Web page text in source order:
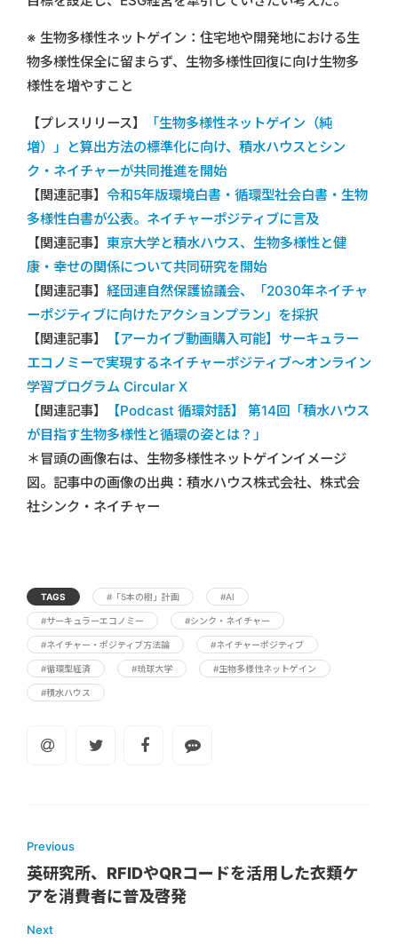
※ 生物多様性ネットゲイン：住宅地や開発地における生
物多様性保全に留まらず、生物多様性回復に向け生物多
様性を増やすこと
【プレスリリース】
「生物多様性ネットゲイン（純
増）」と算出方法の標準化に向け、積水ハウスとシン
ク・ネイチャーが共同推進を開始
【関連記事】 令和5年版環境白書・循環型社会白書・生物
多様性白書が公表。ネイチャーポジティブに言及
【関連記事】 東京大学と積水ハウス、生物多様性と健
康・幸せの関係について共同研究を開始
【関連記事】 経団連自然保護協議会、「2030年ネイチャ
ーポジティブに向けたアクションプラン」を採択
【関連記事】
【アーカイブ動画購入可能】サーキュラー
エコノミーで実現するネイチャーポジティブ～オンライン
学習プログラム Circular X
【関連記事】
【Podcast 循環対話】 第14回「積水ハウス
が目指す生物多様性と循環の姿とは？」
＊冒頭の画像右は、生物多様性ネットゲインイメージ
図。記事中の画像の出典：積水ハウス株式会社、株式会
社シンク・ネイチャー
TAGS #「5本の樹」計画 #AI
#サーキュラーエコノミー #シンク・ネイチャー
#ネイチャー・ポジティブ方法論 #ネイチャーポジティブ
#循環型経済 #琉球大学 #生物多様性ネットゲイン
#積水ハウス
Previous
英研究所、RFIDやQRコードを活用した衣類ケ
アを消費者に普及啓発
Next